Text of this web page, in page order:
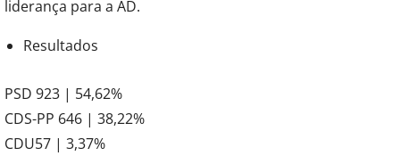
liderança para a AD.
Resultados
PSD 923 | 54,62%
CDS-PP 646 | 38,22%
CDU57 | 3,37%